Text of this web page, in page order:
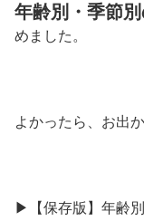
年齢別・季節
めました。
よかったら、お出
▶︎【保存版】年齢